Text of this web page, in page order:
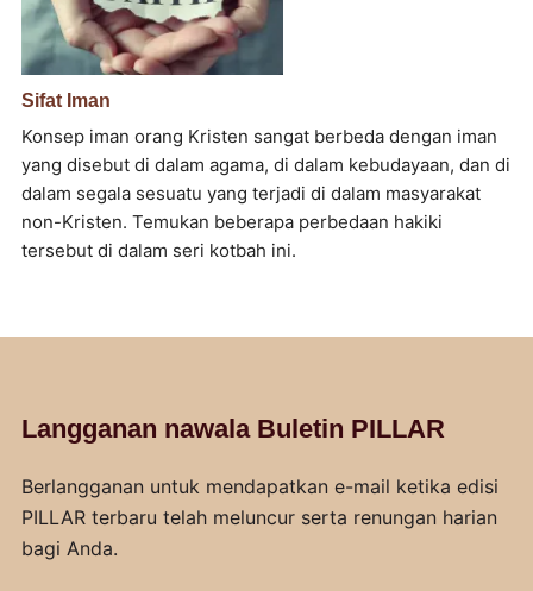
Sifat Iman
Konsep iman orang Kristen sangat berbeda dengan iman
yang disebut di dalam agama, di dalam kebudayaan, dan di
dalam segala sesuatu yang terjadi di dalam masyarakat
non-Kristen. Temukan beberapa perbedaan hakiki
tersebut di dalam seri kotbah ini.
Langganan nawala Buletin PILLAR
Berlangganan untuk mendapatkan e-mail ketika edisi
PILLAR terbaru telah meluncur serta renungan harian
bagi Anda.